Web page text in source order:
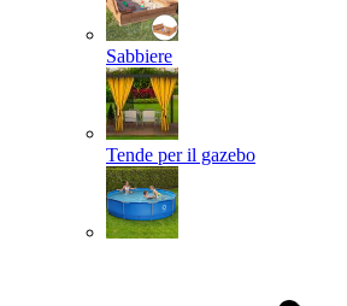
Sabbiere
Tende per il gazebo